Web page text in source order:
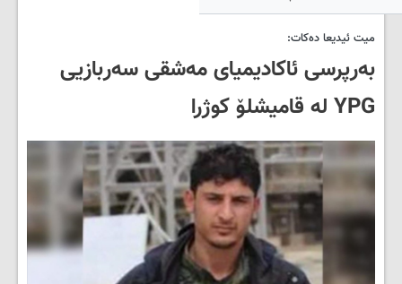
میت ئیدیعا دەکات:
بەرپرسی ئاکادیمیای مەشقی سەربازیی
YPG لە قامیشلۆ کوژرا